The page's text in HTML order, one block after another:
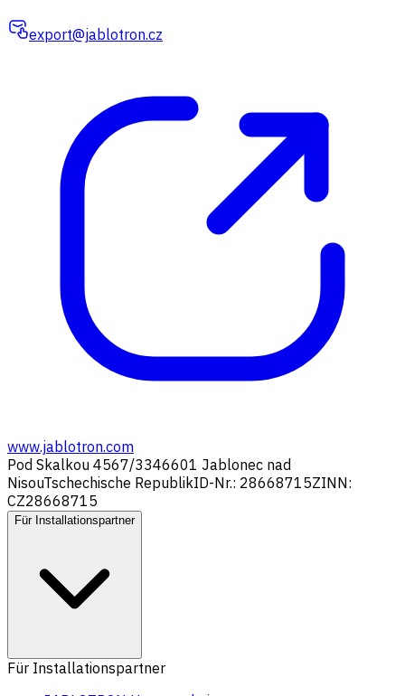
export@jablotron.cz
www.jablotron.com
Pod Skalkou 4567/3346601 Jablonec nad
NisouTschechische RepublikID-Nr.: 28668715ZINN:
CZ28668715
Für Installationspartner
Für Installationspartner